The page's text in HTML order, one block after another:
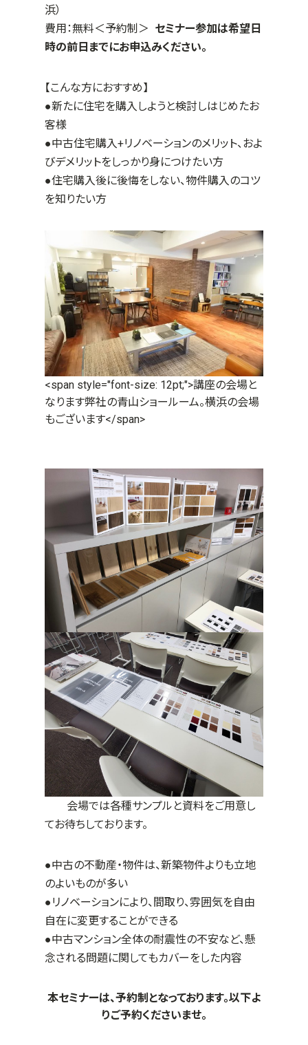
浜）
費用：無料＜予約制＞ セミナー参加は希望日
時の前日までにお申込みください。
【こんな方におすすめ】
●新たに住宅を購入しようと検討しはじめたお
客様
●中古住宅購入+リノベーションのメリット、およ
びデメリットをしっかり身につけたい方
●住宅購入後に後悔をしない、物件購入のコツ
を知りたい方
<span style="font-size: 12pt;">講座の会場と
なります弊社の青山ショールーム。横浜の会場
もございます</span>
会場では各種サンプルと資料をご用意し
てお待ちしております。
●中古の不動産・物件は、新築物件よりも立地
のよいものが多い
●リノベーションにより、間取り、雰囲気を自由
自在に変更することができる
●中古マンション全体の耐震性の不安など、懸
念される問題に関してもカバーをした内容
本セミナーは、予約制となっております。以下よ
りご予約くださいませ。